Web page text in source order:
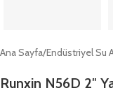
Ana Sayfa/Endüstriyel Su
Runxin N56D 2″